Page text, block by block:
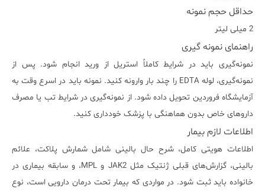
حداقل حجم نمونه
2 میلی لیتر
راهنمای نمونه گیری
نمونه‌گیری باید در شرایط کاملاً استریل از ورید انجام شود. پس از
نمونه‌گیری، لوله EDTA را چند بار وارونه کنید. نمونه باید در اسرع وقت به
آزمایشگاه فروردین تحویل داده شود. از نمونه‌گیری در شرایط تب یا مصرف
داروهای خاص بدون هماهنگی با پزشک خودداری کنید.
اطلاعات لازم بیمار
اطلاعات هویتی کامل، شرح حال بالینی شامل شمارش پلاکت، علائم
بالینی، گزارش‌های قبلی ژنتیک مثل JAK2 و MPL، و سابقه بیماری در
خانواده باید ثبت شود. در مواردی که بیمار تحت درمان دارویی است، نوع